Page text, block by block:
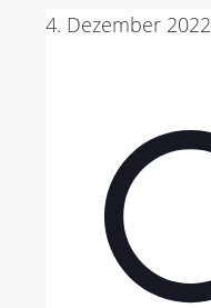
4. Dezember 2022